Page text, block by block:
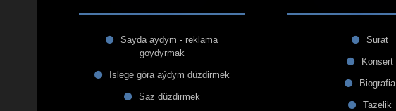
Sayda aydym - reklama
goydyrmak
Islege göra aýdym düzdirmek
Saz düzdirmek
Surat
Konsert
Biografia
Tazelik